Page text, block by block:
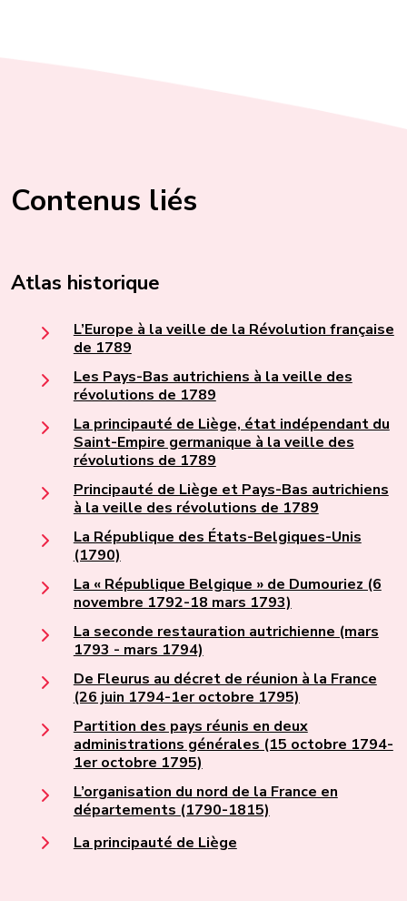
Contenus liés
Atlas historique
L’Europe à la veille de la Révolution française
de 1789
Les Pays-Bas autrichiens à la veille des
révolutions de 1789
La principauté de Liège, état indépendant du
Saint-Empire germanique à la veille des
révolutions de 1789
Principauté de Liège et Pays-Bas autrichiens
à la veille des révolutions de 1789
La République des États-Belgiques-Unis
(1790)
La « République Belgique » de Dumouriez (6
novembre 1792-18 mars 1793)
La seconde restauration autrichienne (mars
1793 - mars 1794)
De Fleurus au décret de réunion à la France
(26 juin 1794-1er octobre 1795)
Partition des pays réunis en deux
administrations générales (15 octobre 1794-
1er octobre 1795)
L’organisation du nord de la France en
départements (1790-1815)
La principauté de Liège